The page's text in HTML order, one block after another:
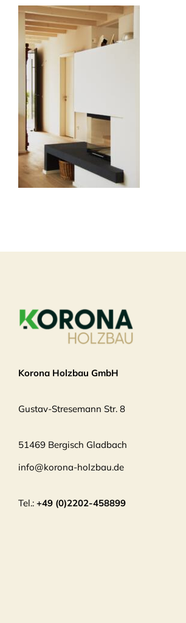
Korona Holzbau GmbH
Gustav-Stresemann Str. 8
51469 Bergisch Gladbach
info@korona-holzbau.de
Tel.: +49 (0)2202-458899